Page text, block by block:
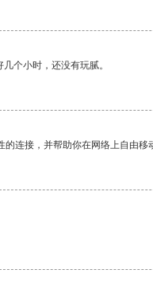
个小时，还没有玩腻。
连接，并帮助你在网络上自由移